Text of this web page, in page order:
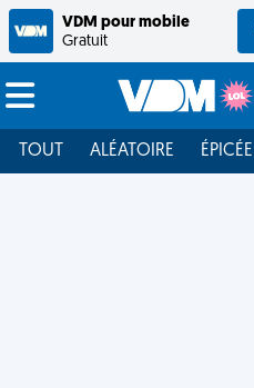
VDM pour mobile
Gratuit
TOUT ALÉATOIRE ÉPICÉE